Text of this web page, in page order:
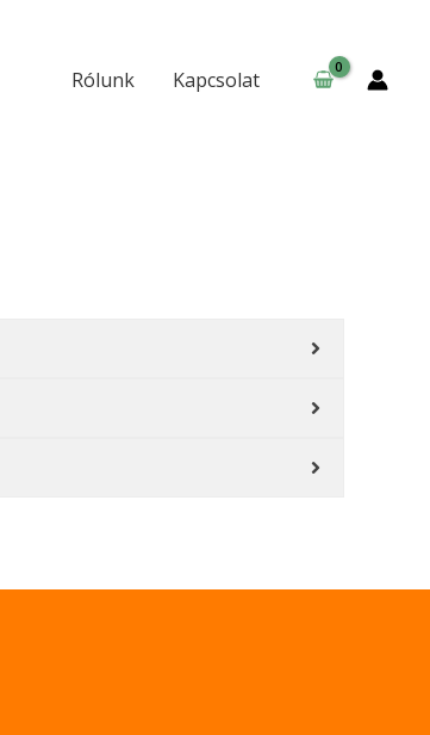
Rólunk Kapcsolat